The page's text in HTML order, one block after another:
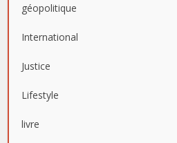
géopolitique
International
Justice
Lifestyle
livre